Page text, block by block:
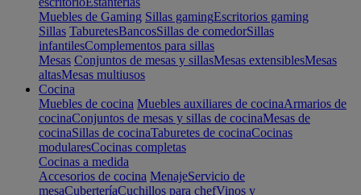
Muebles de Gaming Sillas gamingEscritorios gaming
Sillas TaburetesBancosSillas de comedorSillas
infantilesComplementos para sillas
Mesas Conjuntos de mesas y sillasMesas extensiblesMesas
altasMesas multiusos
Cocina
Muebles de cocina Muebles auxiliares de cocinaArmarios de
cocinaConjuntos de mesas y sillas de cocinaMesas de
cocinaSillas de cocinaTaburetes de cocinaCocinas
modularesCocinas completas
Cocinas a medida
Accesorios de cocina MenajeServicio de
mesaCuberteríaCuchillos para chefVinos y